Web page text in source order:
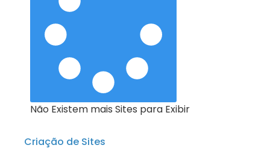
Não Existem mais Sites para Exibir
Criação de Sites